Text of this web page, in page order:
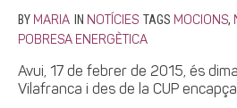
BY MARIA IN NOTÍCIES TAGS MOCIONS,
POBRESA ENERGÈTICA
Avui, 17 de febrer de 2015, és
Vilafranca i des de la CUP